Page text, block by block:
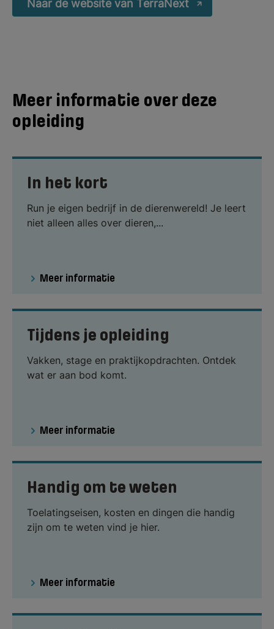
Naar de website van TerraNext
Meer informatie over deze
opleiding
In het kort
Run je eigen bedrijf in de dierenwereld! Je leert
niet alleen alles over dieren,...
Meer informatie
Tijdens je opleiding
Vakken, stage en praktijkopdrachten. Ontdek
wat er aan bod komt.
Meer informatie
Handig om te weten
Toelatingseisen, kosten en dingen die handig
zijn om te weten vind je hier.
Meer informatie